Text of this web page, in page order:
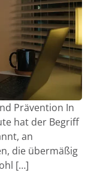
Prävention In
hat der Begriff
an
die übermäßig
[…]